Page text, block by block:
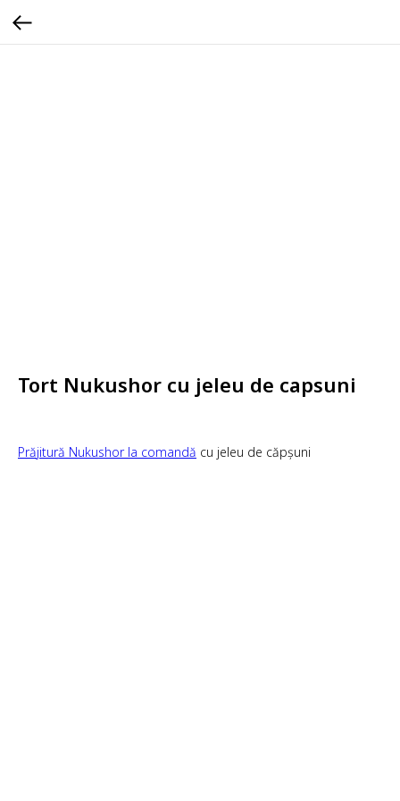
Tort Nukushor cu jeleu de capsuni
Prăjitură Nukushor la comandă cu jeleu de căpșuni